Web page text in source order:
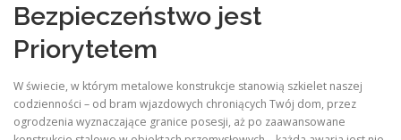
Bezpieczeństwo jest
Priorytetem
W świecie, w którym metalowe konstrukcje stanowią szkielet naszej
codzienności – od bram wjazdowych chroniących Twój dom, przez
ogrodzenia wyznaczające granice posesji, aż po zaawansowane